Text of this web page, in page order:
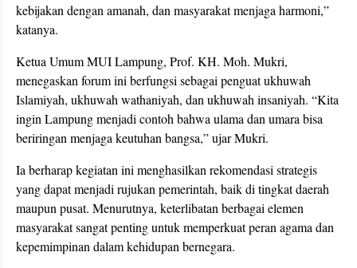
kebijakan dengan amanah, dan masyarakat menjaga harmoni,”
katanya.
Ketua Umum MUI Lampung, Prof. KH. Moh. Mukri,
menegaskan forum ini berfungsi sebagai penguat ukhuwah
Islamiyah, ukhuwah wathaniyah, dan ukhuwah insaniyah. “Kita
ingin Lampung menjadi contoh bahwa ulama dan umara bisa
beriringan menjaga keutuhan bangsa,” ujar Mukri.
Ia berharap kegiatan ini menghasilkan rekomendasi strategis
yang dapat menjadi rujukan pemerintah, baik di tingkat daerah
maupun pusat. Menurutnya, keterlibatan berbagai elemen
masyarakat sangat penting untuk memperkuat peran agama dan
kepemimpinan dalam kehidupan bernegara.